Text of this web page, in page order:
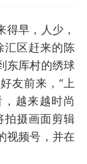
得早，人少，
汇区赶来的陈
东厍村的绣球
友前来，“上
越来越时尚
拍摄画面剪辑
视频号，并在